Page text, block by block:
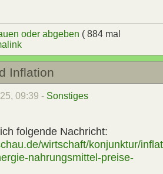
oder abgeben ( 884 mal
Inflation
09:39 - Sonstiges
folgende Nachricht:
wirtschaft/konjunktur/
nahrungsmittel-preise-